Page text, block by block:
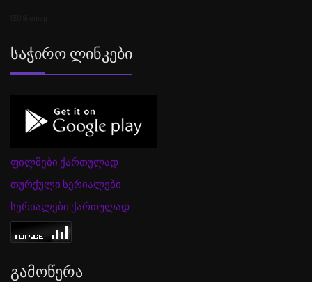
Საჭირო Ლინკები
ფილმები ქართულად
თურქული სერიალები
სერიალები ქართულად
Გამოწერა